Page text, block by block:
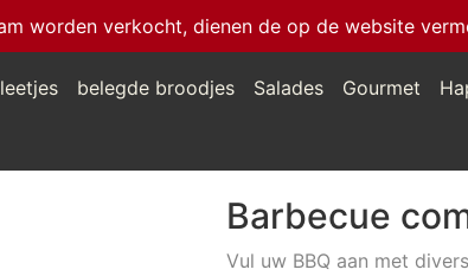
worden verkocht, dienen de op de website
belegde broodjes Salades Gourmet
Barbecue
Vul uw BBQ aan met